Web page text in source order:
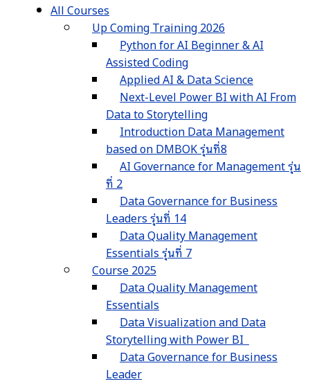
All Courses
Up Coming Training 2026
Python for AI Beginner & AI
Assisted Coding
Applied AI & Data Science
Next-Level Power BI with AI From
Data to Storytelling
Introduction Data Management
based on DMBOK รุ่นที่8
AI Governance for Management รุ่น
ที่ 2
Data Governance for Business
Leaders รุ่นที่ 14
Data Quality Management
Essentials รุ่นที่ 7
Course 2025
Data Quality Management
Essentials
Data Visualization and Data
Storytelling with Power BI
Data Governance for Business
Leader